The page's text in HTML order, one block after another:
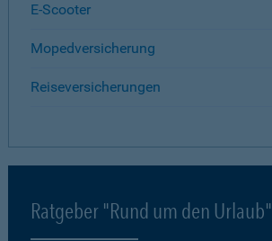
E-Scooter
Mopedversicherung
Reiseversicherungen
Ratgeber "Rund um den Urlaub"